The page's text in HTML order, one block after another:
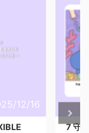
12/16
7 守